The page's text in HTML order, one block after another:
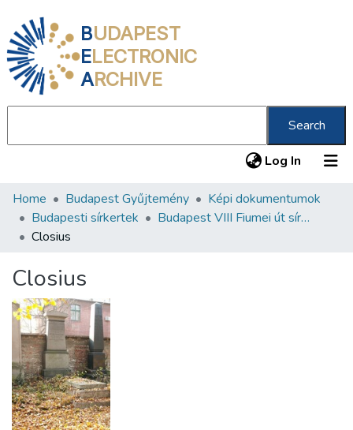
BUDAPEST
ELECTRONIC
ARCHIVE
Search
Log In (current)
Communities & Collections
All of DSpace
About us
Home Budapest Gyűjtemény
Képi dokumentumok
Budapesti sírkertek
Budapest VIII Fiumei út sírkert 3. rész
Closius
Closius